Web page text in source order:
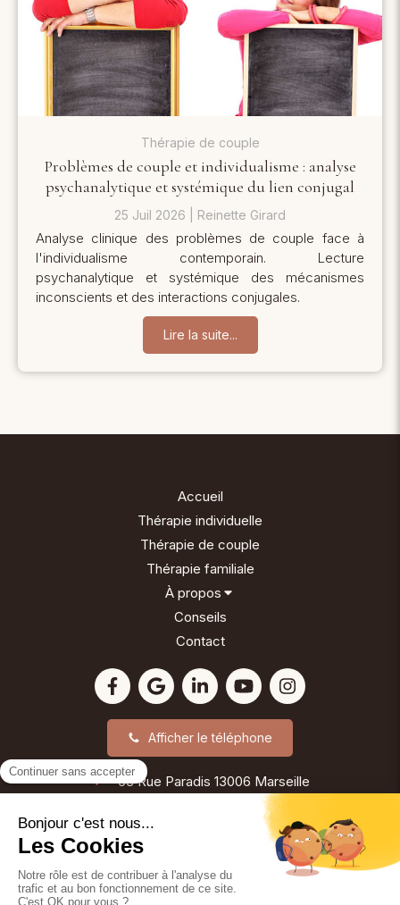
Thérapie de couple
Problèmes de couple et individualisme : analyse
psychanalytique et systémique du lien conjugal
25 Juil 2026 Reinette Girard
Analyse clinique des problèmes de couple face à
l'individualisme contemporain. Lecture
psychanalytique et systémique des mécanismes
inconscients et des interactions conjugales.
Lire la suite...
Accueil
Thérapie individuelle
Thérapie de couple
Thérapie familiale
À propos
Conseils
Contact
Afficher le téléphone
63 Rue Paradis 13006 Marseille
©2024 Reinette Girard - Psychothérapie
Mentions légales